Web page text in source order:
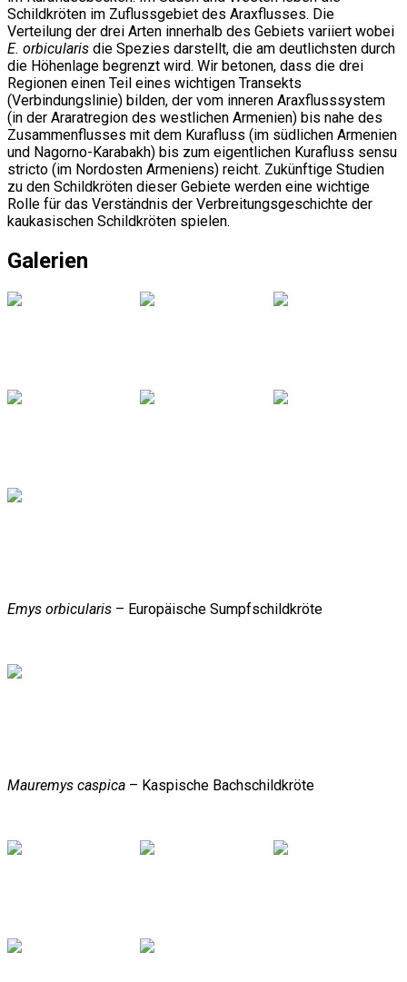
Schildkröten im Zuflussgebiet des Araxflusses. Die
Verteilung der drei Arten innerhalb des Gebiets variiert wobei
E. orbicularis die Spezies darstellt, die am deutlichsten durch
die Höhenlage begrenzt wird. Wir betonen, dass die drei
Regionen einen Teil eines wichtigen Transekts
(Verbindungslinie) bilden, der vom inneren Araxflusssystem
(in der Araratregion des westlichen Armenien) bis nahe des
Zusammenflusses mit dem Kurafluss (im südlichen Armenien
und Nagorno-Karabakh) bis zum eigentlichen Kurafluss sensu
stricto (im Nordosten Armeniens) reicht. Zukünftige Studien
zu den Schildkröten dieser Gebiete werden eine wichtige
Rolle für das Verständnis der Verbreitungsgeschichte der
kaukasischen Schildkröten spielen.
Galerien
Emys orbicularis – Europäische Sumpfschildkröte
Mauremys caspica – Kaspische Bachschildkröte